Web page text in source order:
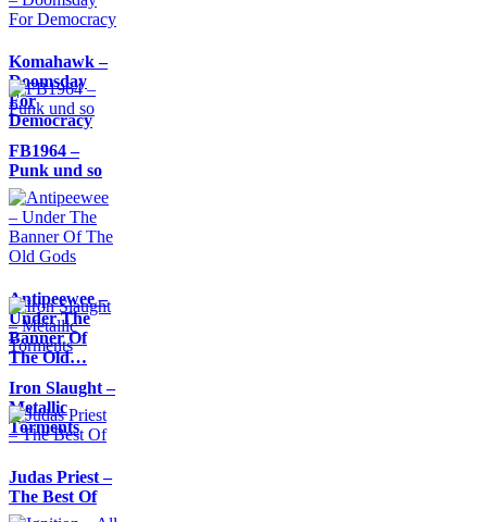
Komahawk –
Doomsday
For
Democracy
FB1964 –
Punk und so
Antipeewee –
Under The
Banner Of
The Old…
Iron Slaught –
Metallic
Torments
Judas Priest –
The Best Of